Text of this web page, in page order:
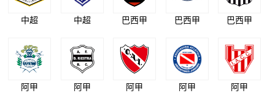
中超 中超 巴西甲 巴西甲 巴西甲
阿甲 阿甲 阿甲 阿甲 阿甲